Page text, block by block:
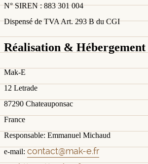
N° SIREN : 883 301 004
Dispensé de TVA Art. 293 B du CGI
Réalisation & Hébergement
Mak-E
12 Letrade
87290 Chateauponsac
France
Responsable: Emmanuel Michaud
e-mail: contact@mak-e.fr